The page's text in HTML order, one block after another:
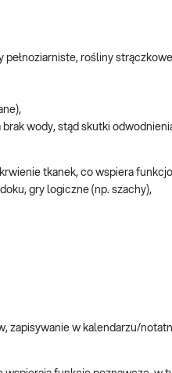
pełnoziarniste, rośliny
wody, stąd skutki
tkanek, co wspiera
gry logiczne (np. szachy),
zapisywanie w kalendarzu/